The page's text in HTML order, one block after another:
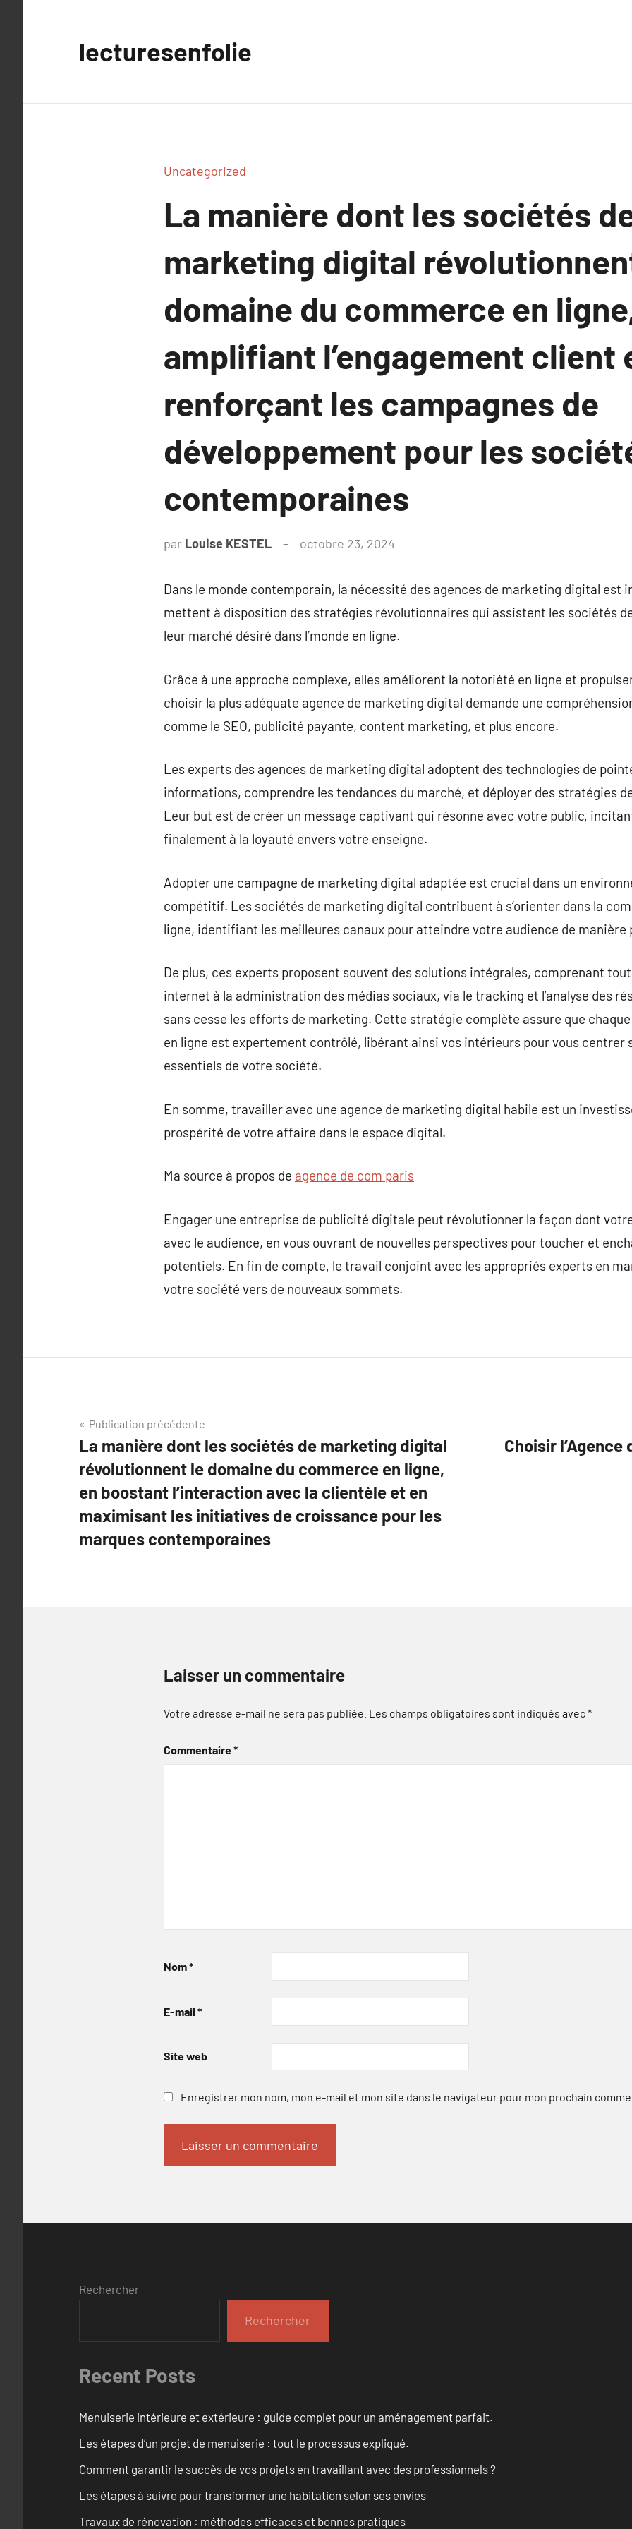
lecturesenfolie
Uncategorized
La manière dont les sociétés
marketing digital
domaine du commerce en
amplifiant l’engagement client
renforçant les campagnes de
développement pour les
contemporaines
par Louise KESTEL octobre 23, 2024
Dans le monde contemporain, la nécessité des agences de marketing digital est
mettent à disposition des stratégies révolutionnaires qui assistent les sociétés
leur marché désiré dans l’monde en ligne.
Grâce à une approche complexe, elles améliorent la notoriété en ligne et
choisir la plus adéquate agence de marketing digital demande une
comme le SEO, publicité payante, content marketing, et plus encore.
Les experts des agences de marketing digital adoptent des technologies de
informations, comprendre les tendances du marché, et déployer des stratégies
Leur but est de créer un message captivant qui résonne avec votre public,
finalement à la loyauté envers votre enseigne.
Adopter une campagne de marketing digital adaptée est crucial dans un
compétitif. Les sociétés de marketing digital contribuent à s’orienter dans la
ligne, identifiant les meilleures canaux pour atteindre votre audience de manière
De plus, ces experts proposent souvent des solutions intégrales, comprenant
internet à la administration des médias sociaux, via le tracking et l’analyse des
sans cesse les efforts de marketing. Cette stratégie complète assure que
en ligne est expertement contrôlé, libérant ainsi vos intérieurs pour vous centrer
essentiels de votre société.
En somme, travailler avec une agence de marketing digital habile est un
prospérité de votre affaire dans le espace digital.
Ma source à propos de agence de com paris
Engager une entreprise de publicité digitale peut révolutionner la façon dont
avec le audience, en vous ouvrant de nouvelles perspectives pour toucher et
potentiels. En fin de compte, le travail conjoint avec les appropriés experts en
votre société vers de nouveaux sommets.
Navigation
de
l’article
Publication précédente
La manière dont les sociétés de marketing digital
révolutionnent le domaine du commerce en ligne,
en boostant l’interaction avec la clientèle et en
maximisant les initiatives de croissance pour les
marques contemporaines
Choisir
Laisser un commentaire
Votre adresse e-mail ne sera pas publiée. Les champs obligatoires sont indiqués avec*
Commentaire*
Nom*
E-mail *
Site web
Enregistrer mon nom, mon e-mail et mon site dans le navigateur pour mon prochain
Rechercher
Rechercher
Recent Posts
Menuiserie intérieure et extérieure : guide complet pour un aménagement parfait.
Les étapes d’un projet de menuiserie : tout le processus expliqué.
Comment garantir le succès de vos projets en travaillant avec des professionnels ?
Les étapes à suivre pour transformer une habitation selon ses envies
Travaux de rénovation : méthodes efficaces et bonnes pratiques